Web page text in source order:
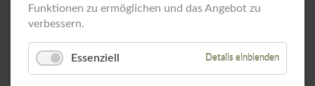
Zuletzt aktualisiert am 25. Februar 2016 von Matthias Römer.
Zurück
Funktionen zu ermöglichen und das Angebot zu
verbessern.
Essenziell Details einblenden